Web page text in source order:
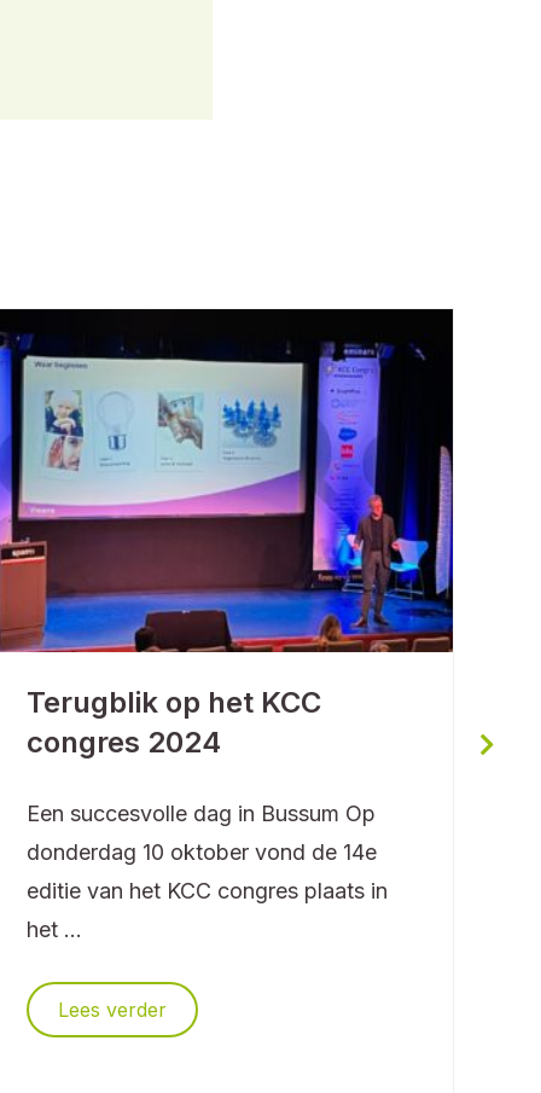
Terugblik op het KCC
congres 2024
Een succesvolle dag in Bussum Op
donderdag 10 oktober vond de 14e
editie van het KCC congres plaats in
het ...
Lees verder